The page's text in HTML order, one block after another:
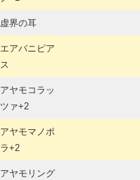
虚界の耳
エアバニピア
ス
アヤモコラッ
ツァ+2
アヤモマノポ
ラ+2
アヤモリング